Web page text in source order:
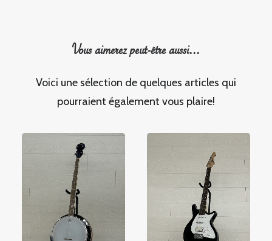
Vous aimerez peut-être aussi...
Voici une sélection de quelques articles qui
pourraient également vous plaire!